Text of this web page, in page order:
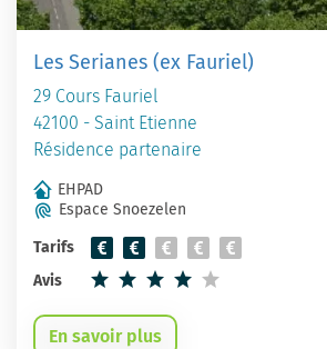
Les Serianes (ex Fauriel)
29 Cours Fauriel
42100 - Saint Etienne
Résidence partenaire
EHPAD
Espace Snoezelen
Tarifs
Avis
En savoir plus